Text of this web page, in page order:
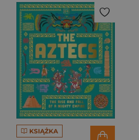
KSIĄŻKA